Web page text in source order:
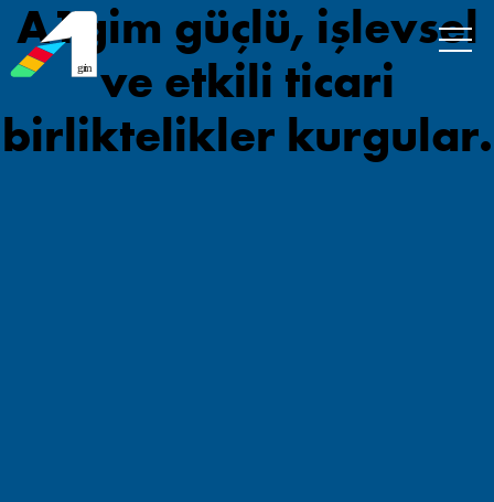
gim
A1gim güçlü, işlevsel
ve etkili ticari
birliktelikler kurgular.